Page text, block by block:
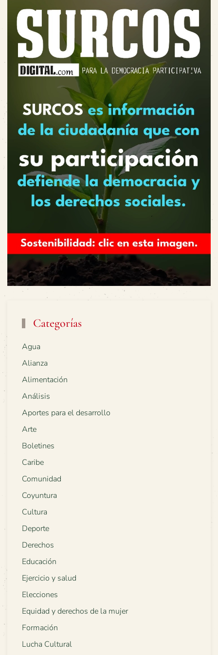
Categorías
Agua
Alianza
Alimentación
Análisis
Aportes para el desarrollo
Arte
Boletines
Caribe
Comunidad
Coyuntura
Cultura
Deporte
Derechos
Educación
Ejercicio y salud
Elecciones
Equidad y derechos de la mujer
Formación
Lucha Cultural